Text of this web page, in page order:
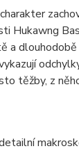
Hukawng
a
těžby, z